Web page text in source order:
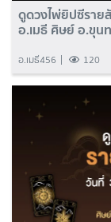
ดูดวงไพ่ยิปซีราย
อ.เมธี ศิษย์ อ.ขุ
อ.เมธี456 120